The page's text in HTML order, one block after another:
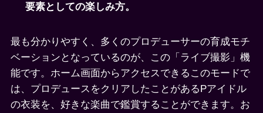
要素としての楽しみ方。
最も分かりやすく、多くのプロデューサーの育成モチ
ベーションとなっているのが、この「ライブ撮影」機
能です。ホーム画面からアクセスできるこのモードで
は、プロデュースをクリアしたことがあるPアイドル
の衣装を、好きな楽曲で鑑賞することができます。お